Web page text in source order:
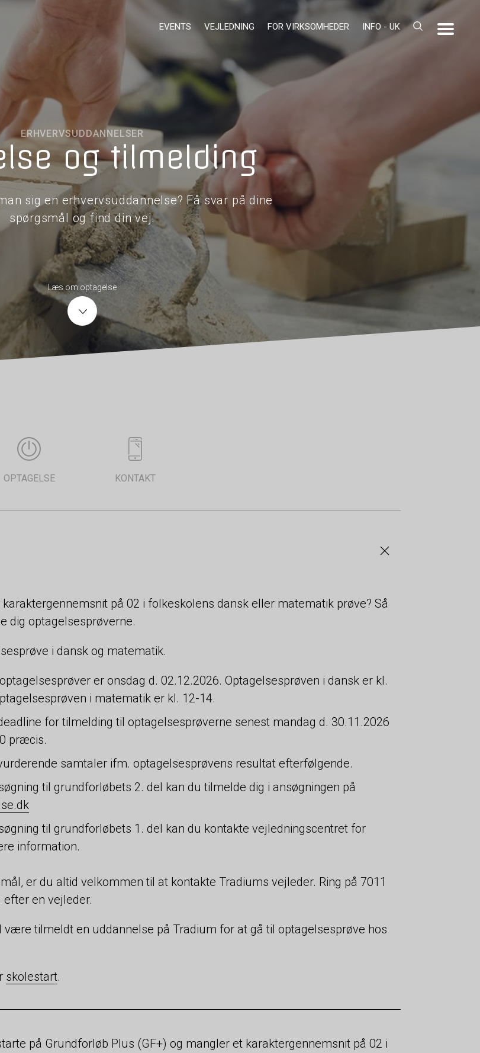
EVENTS VEJLEDNING FOR VIRKSOMHEDER INFO - UK
ERHVERVSUDDANNELSER
og tilmelding
sig en erhvervsuddannelse? Få svar på dine
spørgsmål og find din vej.
Læs om optagelse
OPTAGELSE KONTAKT
på 02 i folkeskolens dansk eller matematik prøve? Så
dig optagelsesprøverne.
i dansk og matematik.
er onsdag d. 02.12.2026. Optagelsesprøven i dansk er kl.
i matematik er kl. 12-14.
for tilmelding til optagelsesprøverne senest mandag d. 30.11.2026
præcis.
samtaler ifm. optagelsesprøvens resultat efterfølgende.
til grundforløbets 2. del kan du tilmelde dig i ansøgningen på
til grundforløbets 1. del kan du kontakte vejledningscentret for
information.
er du altid velkommen til at kontakte Tradiums vejleder. Ring på 7011
efter en vejleder.
være tilmeldt en uddannelse på Tradium for at gå til optagelsesprøve hos
skolestart.
på Grundforløb Plus (GF+) og mangler et karaktergennemsnit på 02 i